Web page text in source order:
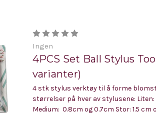
Ingen
4PCS Set Ball Stylus
varianter)
4 stk stylus verktøy til å forme
størrelser på hver av stylusene:
Medium: 0.8cm og 0.7cm Stor: 1.5 cm